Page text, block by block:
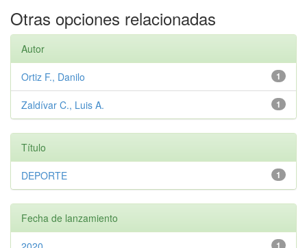
Otras opciones relacionadas
Autor
1
Ortiz F., Danilo
1
Zaldívar C., Luis A.
Título
1
DEPORTE
Fecha de lanzamiento
1